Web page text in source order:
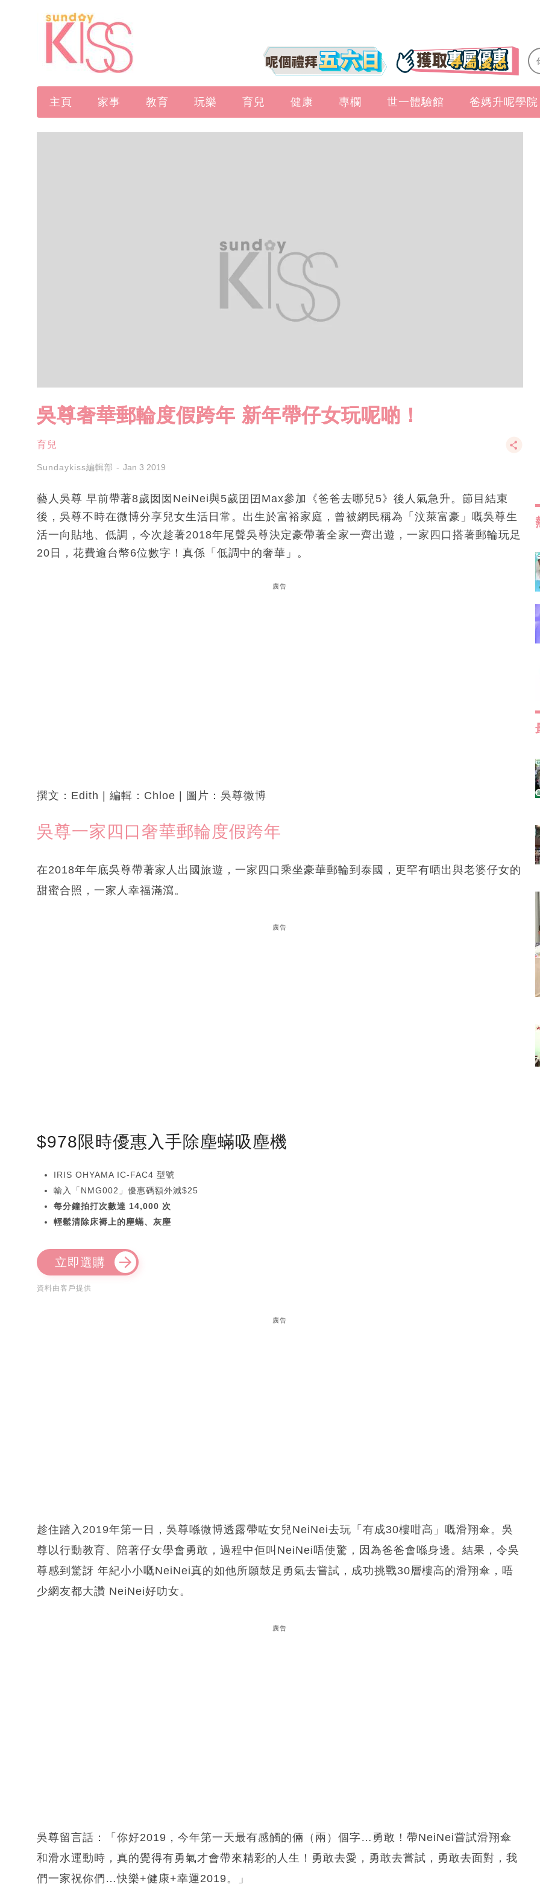
主頁 家事 教育 玩樂 育兒 健康 專欄 世一體驗館 爸媽升呢學院
吳尊奢華郵輪度假跨年 新年帶仔女玩呢啲！
育兒
Sundaykiss編輯部 Jan 3 2019
藝人吳尊 早前帶著8歲囡囡NeiNei與5歲囝囝Max參加《爸爸去哪兒5》後人氣急升。節目結束
後，吳尊不時在微博分享兒女生活日常。出生於富裕家庭，曾被網民稱為「汶萊富豪」嘅吳尊生
活一向貼地、低調，今次趁著2018年尾聲吳尊決定豪帶著全家一齊出遊，一家四口搭著郵輪玩足
20日，花費逾台幣6位數字！真係「低調中的奢華」。
廣告
撰文：Edith | 編輯：Chloe | 圖片：吳尊微博
吳尊一家四口奢華郵輪度假跨年
在2018年年底吳尊帶著家人出國旅遊，一家四口乘坐豪華郵輪到泰國，更罕有晒出與老婆仔女的
甜蜜合照，一家人幸福滿瀉。
廣告
$978限時優惠入手除塵蟎吸塵機
IRIS OHYAMA IC-FAC4 型號
輸入「NMG002」優惠碼額外減$25
每分鐘拍打次數達 14,000 次
輕鬆清除床褥上的塵蟎、灰塵
立即選購
資料由客戶提供
廣告
趁住踏入2019年第一日，吳尊喺微博透露帶咗女兒NeiNei去玩「有成30樓咁高」嘅滑翔傘。吳
尊以行動教育、陪著仔女學會勇敢，過程中佢叫NeiNei唔使驚，因為爸爸會喺身邊。結果，令吳
尊感到驚訝 年紀小小嘅NeiNei真的如他所願鼓足勇氣去嘗試，成功挑戰30層樓高的滑翔傘，唔
少網友都大讚 NeiNei好叻女。
廣告
吳尊留言話：「你好2019，今年第一天最有感觸的倆（兩）個字…勇敢！帶NeiNei嘗試滑翔傘
和滑水運動時，真的覺得有勇氣才會帶來精彩的人生！勇敢去愛，勇敢去嘗試，勇敢去面對，我
們一家祝你們…快樂+健康+幸運2019。」